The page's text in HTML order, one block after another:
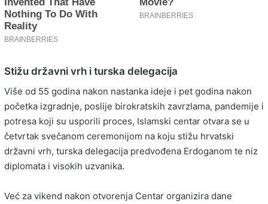
Stižu državni vrh i turska delegacija
Više od 55 godina nakon nastanka ideje i pet godina nakon
početka izgradnje, poslije birokratskih zavrzlama, pandemije i
potresa koji su usporili proces, Islamski centar otvara se u
četvrtak svečanom ceremonijom na koju stižu hrvatski
državni vrh, turska delegacija predvođena Erdoganom te niz
diplomata i visokih uzvanika.
Već za vikend nakon otvorenja Centar organizira dane